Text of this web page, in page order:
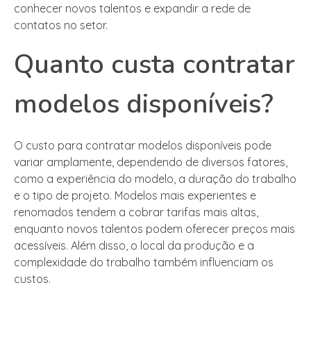
conhecer novos talentos e expandir a rede de
contatos no setor.
Quanto custa contratar
modelos disponíveis?
O custo para contratar modelos disponíveis pode
variar amplamente, dependendo de diversos fatores,
como a experiência do modelo, a duração do trabalho
e o tipo de projeto. Modelos mais experientes e
renomados tendem a cobrar tarifas mais altas,
enquanto novos talentos podem oferecer preços mais
acessíveis. Além disso, o local da produção e a
complexidade do trabalho também influenciam os
custos.